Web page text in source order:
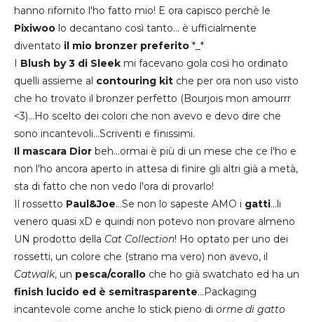
hanno rifornito l'ho fatto mio! E ora capisco perchè le
Pixiwoo lo decantano così tanto... è ufficialmente
diventato il mio bronzer preferito *_*
I Blush by 3 di Sleek mi facevano gola così ho ordinato
quelli assieme al contouring kit che per ora non uso visto
che ho trovato il bronzer perfetto (Bourjois mon amourrr
<3)...Ho scelto dei colori che non avevo e devo dire che
sono incantevoli...Scriventi e finissimi.
Il mascara Dior beh...ormai è più di un mese che ce l'ho e
non l'ho ancora aperto in attesa di finire gli altri già a metà,
sta di fatto che non vedo l'ora di provarlo!
Il rossetto Paul&Joe...Se non lo sapeste AMO i gatti...li
venero quasi xD e quindi non potevo non provare almeno
UN prodotto della Cat Collection! Ho optato per uno dei
rossetti, un colore che (strano ma vero) non avevo, il
Catwalk, un pesca/corallo che ho già swatchato ed ha un
finish lucido ed è semitrasparente...Packaging
incantevole come anche lo stick pieno di orme di gatto